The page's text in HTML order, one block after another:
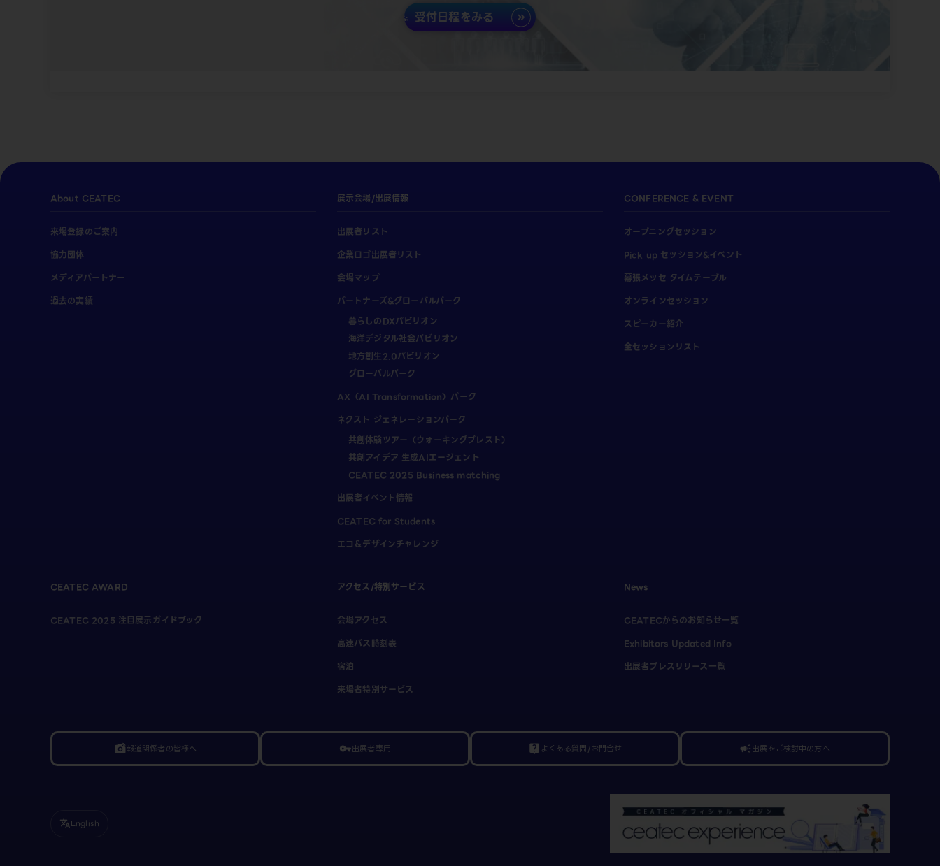
受付日程をみる
About CEATEC
来場登録のご案内
協力団体
メディアパートナー
過去の実績
展示会場/出展情報
出展者リスト
企業ロゴ出展者リスト
会場マップ
パートナーズ&グローバルパーク
暮らしのDXパビリオン
海洋デジタル社会パビリオン
地方創生2.0パビリオン
グローバルパーク
AX（AI Transformation）パーク
ネクスト ジェネレーションパーク
共創体験ツアー（ウォーキングブレスト）
共創アイデア 生成AIエージェント
CEATEC 2025 Business matching
出展者イベント情報
CEATEC for Students
エコ＆デザインチャレンジ
CONFERENCE & EVENT
オープニングセッション
Pick up セッション&イベント
幕張メッセ タイムテーブル
オンラインセッション
スピーカー紹介
全セッションリスト
CEATEC AWARD
CEATEC 2025 注目展示ガイドブック
アクセス/特別サービス
会場アクセス
高速バス時刻表
宿泊
来場者特別サービス
News
CEATECからのお知らせ一覧
Exhibitors Updated Info
出展者プレスリリース一覧
linked_camera報道関係者の皆様へ vpn_key出展者専用 live_help よくある質問/お問合せ campaign出展をご検討中の方へ
translateEnglish